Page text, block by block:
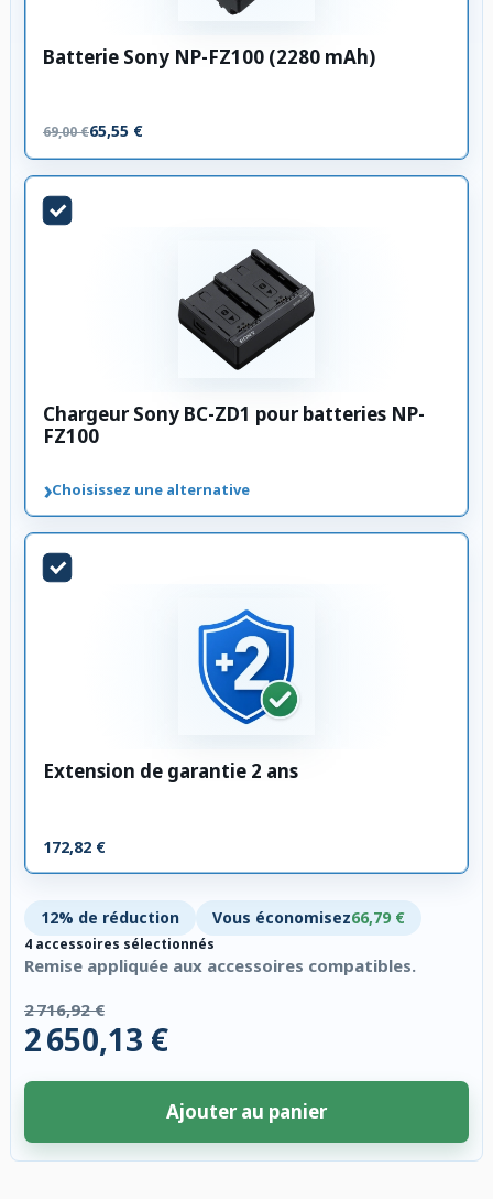
Batterie Sony NP-FZ100 (2280 mAh)
69,00 €65,55 €
Chargeur Sony BC-ZD1 pour batteries NP-
FZ100
›Choisissez une alternative
Extension de garantie 2 ans
172,82 €
12% de réduction Vous économisez66,79 €
4 accessoires sélectionnés
Remise appliquée aux accessoires compatibles.
2 716,92 €
2 650,13 €
Ajouter au panier